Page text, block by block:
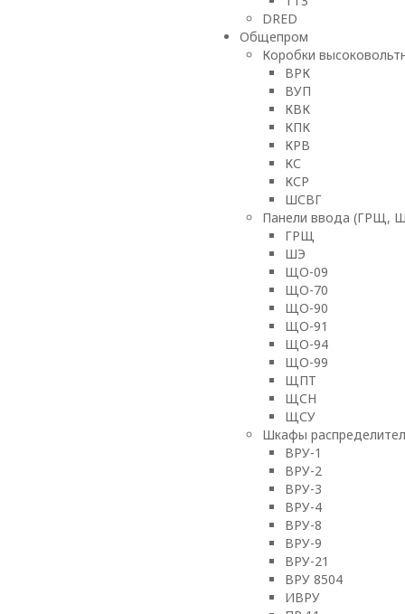
DRED
Общепром
Коробки
ВРК
ВУП
КВК
КПК
КРВ
КС
КСР
ШСВГ
Панели ввода
ГРЩ
ШЭ
ЩО-09
ЩО-70
ЩО-90
ЩО-91
ЩО-94
ЩО-99
ЩПТ
ЩСН
ЩСУ
Шкафы
ВРУ-1
ВРУ-2
ВРУ-3
ВРУ-4
ВРУ-8
ВРУ-9
ВРУ-21
ВРУ 8504
ИВРУ